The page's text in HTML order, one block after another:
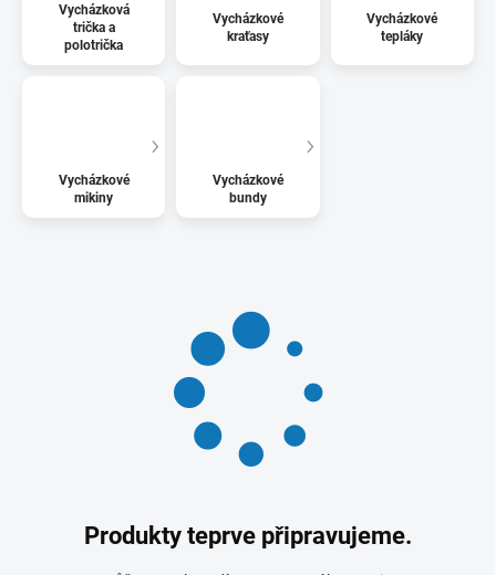
Vycházková
trička a
polotrička
Vycházkové
kraťasy
Vycházkové
tepláky
Vycházkové
mikiny
Vycházkové
bundy
Produkty teprve připravujeme.